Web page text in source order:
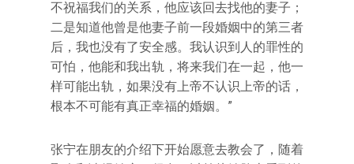
不祝福我们的关系，他应该回去找他的妻子；
二是知道他曾是他妻子前一段婚姻中的第三者
后，我也没有了安全感。我认识到人的罪性的
可怕，他能和我出轨，将来我们在一起，他一
样可能出轨，如果没有上帝不认识上帝的话，
根本不可能有真正幸福的婚姻。”
张宁在朋友的介绍下开始愿意去教会了，随着